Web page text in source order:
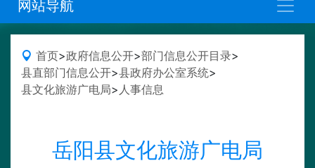
网站导航
首页>政府信息公开>部门信息公开目录>
县直部门信息公开>县政府办公室系统>
县文化旅游广电局> 人事信息
岳阳县文化旅游广电局